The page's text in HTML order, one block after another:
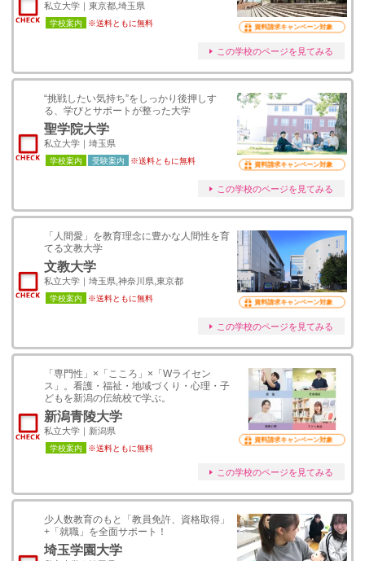
私立大学｜東京都,埼玉県
学校案内 ※送料ともに無料 資料請求キャンペーン対象
この学校のページを見てみる
“挑戦したい気持ち”をしっかり後押しす
る、学びとサポートが整った大学
聖学院大学
私立大学｜埼玉県
学校案内 受験案内 ※送料ともに無料 資料請求キャンペーン対象
この学校のページを見てみる
「人間愛」を教育理念に豊かな人間性を育
てる文教大学
文教大学
私立大学｜埼玉県,神奈川県,東京都
学校案内 ※送料ともに無料 資料請求キャンペーン対象
この学校のページを見てみる
「専門性」×「こころ」×「Wライセン
ス」。看護・福祉・地域づくり・心理・子
どもを新潟の伝統校で学ぶ。
新潟青陵大学
私立大学｜新潟県
学校案内 ※送料ともに無料
資料請求キャンペーン対象
この学校のページを見てみる
少人数教育のもと「教員免許、資格取得」
+「就職」を全面サポート！
埼玉学園大学